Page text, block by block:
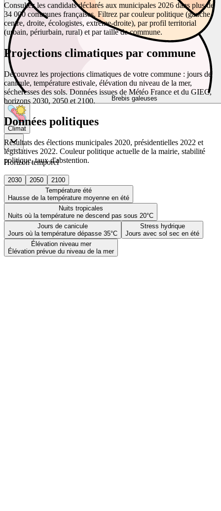
Brebis galeuses
Climat
Horizon temporel
2030 2050
2100
Température été
Hausse de la température moyenne en été
Nuits tropicales
Nuits où la température ne descend pas sous 20°C
Jours de canicule
Jours où la température dépasse 35°C
Stress hydrique
Jours avec sol sec en été
Élévation niveau mer
Élévation prévue du niveau de la mer
Consultez les candidats déclarés aux municipales 2026 dans plus de
34 000 communes françaises. Filtrez par couleur politique (gauche,
centre, droite, écologistes, extrême-droite), par profil territorial
(urbain, périurbain, rural) et par taille de commune.
Projections climatiques par commune
Découvrez les projections climatiques de votre commune : jours de
canicule, température estivale, élévation du niveau de la mer,
sécheresses des sols. Données issues de Météo France et du GIEC,
horizons 2030, 2050 et 2100.
Données politiques
Résultats des élections municipales 2020, présidentielles 2022 et
législatives 2022. Couleur politique actuelle de la mairie, stabilité
politique, taux d'abstention.